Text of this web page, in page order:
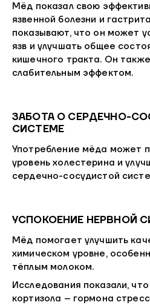
Мёд показал свою
язвенной болезни и
показывают, что он может
язв и улучшать общее
кишечного тракта. Он
слабительным эффектом.
ЗАБОТА О СЕРДЕЧНО-
СИСТЕМЕ
Употребление мёда может
уровень холестерина и
сердечно-сосудистой
УСПОКОЕНИЕ НЕРВНОЙ
Мёд помогает улучшить
химическом уровне,
тёплым молоком.
Исследования показали,
кортизола – гормона